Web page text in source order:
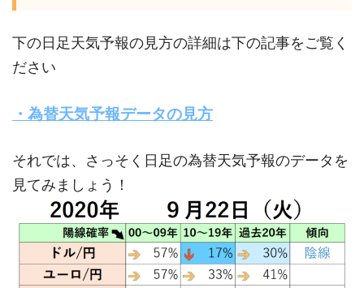
下の日足天気予報の見方の詳細は下の記事をご覧く
ださい
・為替天気予報データの見方
それでは、さっそく日足の為替天気予報のデータを
見てみましょう！